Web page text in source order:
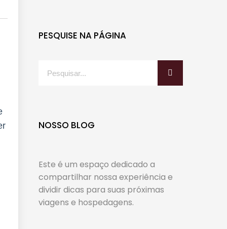
PESQUISE NA PÁGINA
NOSSO BLOG
Este é um espaço dedicado a
compartilhar nossa experiência e
dividir dicas para suas próximas
viagens e hospedagens.